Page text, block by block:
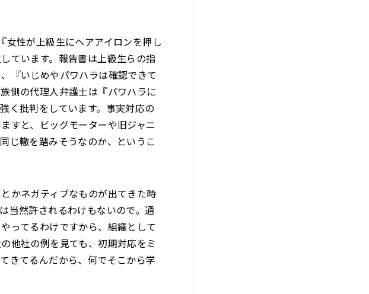
性が上級生にヘアアイロンを押し
ています。報告書は上級生らの指
『いじめやパワハラは確認できて
側の代理人弁護士は『パワハラに
く批判をしています。事実対応の
すと、ビッグモーターや旧ジャニ
じ轍を踏みそうなのか、というこ
かネガティブなものが出てきた時
当然許されるわけもないので。通
ってるわけですから、組織として
他社の例を見ても、初期対応をミ
きてるんだから、何でそこから学